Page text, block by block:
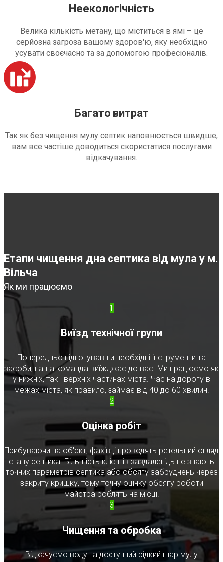
Неекологічність
Велика кількість метану, що міститься в ямі – це
серйозна загроза вашому здоров'ю, яку необхідно
усувати своєчасно та за допомогою професіоналів.
Багато витрат
Так як без чищення мулу септик наповнюється швидше,
вам все частіше доводиться скористатися послугами
відкачування.
Етапи чищення дна септика від мула у м.
Вільча
Як ми працюємо
1
Виїзд технічної групи
Попередньо підготувавши необхідні інструменти та
засоби, наша команда виїжджає до вас. Ми працюємо як
у нижніх, так і верхніх частинах міста. Час на дорогу в
межах міста, як правило, займає від 40 до 60 хвилин.
2
Оцінка робіт
Прибуваючи на об'єкт, фахівці проводять ретельний огляд
стану септика. Більшість клієнтів заздалегідь не знають
точних параметрів септика або обсягу забруднень через
закриту кришку, тому точну оцінку обсягу роботи
майстра роблять на місці.
3
Чищення та обробка
Відкачуємо воду та доступний рідкий шар мулу